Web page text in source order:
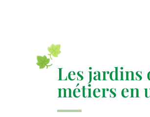
Les jardins
métiers en